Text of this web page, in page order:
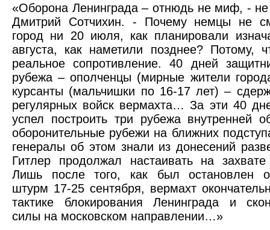
«Оборона Ленинграда – отнюдь не миф, - не
Дмитрий Сотчихин. - Почему немцы не
город ни 20 июля, как планировали
августа, как наметили позднее? Потому,
реальное сопротивление. 40 дней
рубежа – ополченцы (мирные жители
курсанты (мальчишки по 16-17 лет) –
регулярных войск вермахта… За эти 40
успел построить три рубежа внутренней
оборонительные рубежи на ближних
генералы об этом знали из донесений
Гитлер продолжал настаивать на
Лишь после того, как был остановлен
штурм 17-25 сентября, вермахт
тактике блокирования Ленинграда и
силы на московском направлении…»